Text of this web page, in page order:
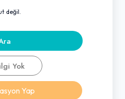
değil.
Yok
Yap